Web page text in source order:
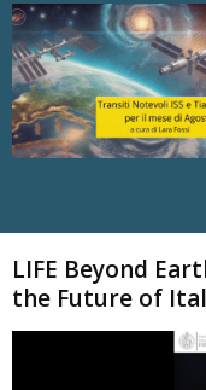
LIFE Beyond
the Future of